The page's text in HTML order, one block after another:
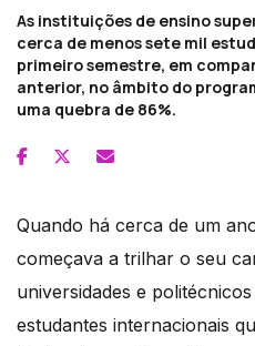
As instituições de ensino
cerca de menos sete mil
primeiro semestre, em
anterior, no âmbito do
uma quebra de 86%.
Quando há cerca de um
começava a trilhar o seu
universidades e
estudantes internacionais